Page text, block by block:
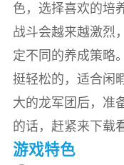
色，选择喜欢的培
战斗会越来越激烈
定不同的养成策略
挺轻松的，适合闲
大的龙军团后，准
的话，赶紧来下载
游戏特色